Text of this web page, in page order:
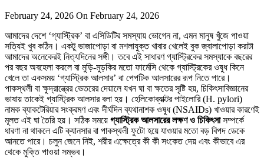
February 24, 2026 On February 24, 2026
আমাদের দেশে ‘গ্যাস্ট্রিক’ বা এসিডিটির সমস্যায় ভোগেন না, এমন মানুষ খুঁজে পাওয়া
সত্যিই খুব কঠিন। একটু ভাজাপোড়া বা মশলাযুক্ত খাবার খেলেই বুক জ্বালাপোড়া করাটা
আমাদের অনেকেরই নিত্যদিনের সঙ্গী। তবে এই সাধারণ গ্যাস্ট্রিকের সমস্যাকে বছরের
পর বছর অবহেলা করলে বা মুড়ি-মুড়কির মতো ফার্মেসি থেকে গ্যাস্ট্রিকের ওষুধ কিনে
খেলে তা একসময় ‘গ্যাস্ট্রিক আলসার’ বা পেপটিক আলসারের রূপ নিতে পারে।
পাকস্থলী বা ক্ষুদ্রান্ত্রের ভেতরের দেয়ালে যখন ঘা বা ক্ষতের সৃষ্টি হয়, চিকিৎসাবিজ্ঞানের
ভাষায় তাকেই গ্যাস্ট্রিক আলসার বলা হয়। হেলিকোব্যাক্টর পাইলোরি (H. pylori)
নামক ব্যাকটেরিয়ার সংক্রমণ এবং দীর্ঘদিন ব্যথানাশক ওষুধ (NSAIDs) খাওয়ার কারণেই
মূলত এই ঘা তৈরি হয়। সঠিক সময়ে গ্যাস্ট্রিক আলসারের লক্ষণ ও চিকিৎসাসম্পর্কে
ধারণা না থাকলে এটি ক্যানসার বা পাকস্থলী ফুটো হয়ে যাওয়ার মতো বড় বিপদ ডেকে
আনতে পারে। চলুন জেনে নিই, শরীর এক্ষেত্রে কী কী সংকেত দেয় এবং কীভাবে এর
থেকে মুক্তি পাওয়া সম্ভব।